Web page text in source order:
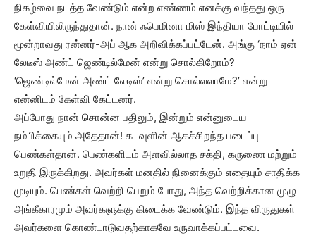
நிகழ்வை நடத்த வேண்டும் என்ற எண்ணம் எனக்கு வந்தது ஒரு
கேள்வியிலிருந்துதான். நான் ஃபெமினா மிஸ் இந்தியா போட்டியில்
மூன்றாவது ரன்னர்-அப் ஆக அறிவிக்கப்பட்டேன். அங்கு ‘நாம் ஏன்
லேடீஸ் அண்ட் ஜெண்டில்மேன் என்று சொல்கிறோம்?
‘ஜெண்டில்மேன் அண்ட் லேடிஸ்’ என்று சொல்லலாமே?’ என்று
என்னிடம் கேள்வி கேட்டனர்.
அப்போது நான் சொன்ன பதிலும், இன்றும் என்னுடைய
நம்பிக்கையும் அதேதான்! கடவுளின் ஆகச்சிறந்த படைப்பு
பெண்கள்தான். பெண்களிடம் அளவில்லாத சக்தி, கருணை மற்றும்
உறுதி இருக்கிறது. அவர்கள் மனதில் நினைக்கும் எதையும் சாதிக்க
முடியும். பெண்கள் வெற்றி பெறும் போது, அந்த வெற்றிக்கான முழு
அங்கீகாரமும் அவர்களுக்கு கிடைக்க வேண்டும். இந்த விருதுகள்
அவர்களை கொண்டாடுவதற்காகவே உருவாக்கப்பட்டவை.